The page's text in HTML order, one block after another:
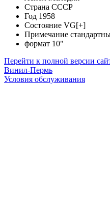
Страна СССР
Год 1958
Состояние VG[+]
Примечание
формат 10"
Перейти к полной версии
Винил-Пермь
Условия обслуживания